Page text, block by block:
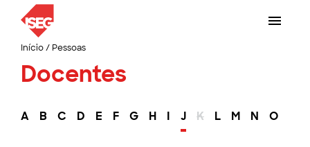
Início/ Pessoas
Docentes
A B C D E F G H I J K L M N O